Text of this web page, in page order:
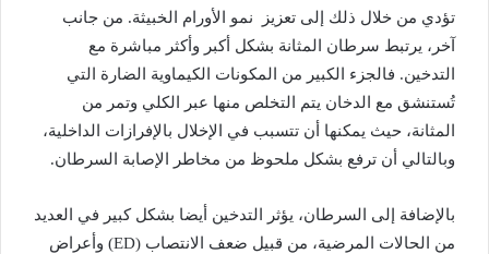
تؤدي من خلال ذلك إلى تعزيز نمو الأورام الخبيثة. من جانب
آخر، يرتبط سرطان المثانة بشكل أكبر وأكثر مباشرة مع
التدخين. فالجزء الكبير من المكونات الكيماوية الضارة التي
تُستنشق مع الدخان يتم التخلص منها عبر الكلي وتمر من
المثانة، حيث يمكنها أن تتسبب في الإخلال بالإفرازات الداخلية،
وبالتالي أن ترفع بشكل ملحوظ من مخاطر الإصابة السرطان.
بالإضافة إلى السرطان، يؤثر التدخين أيضا بشكل كبير في العديد
من الحالات المرضية، من قبيل ضعف الانتصاب (ED) وأعراض